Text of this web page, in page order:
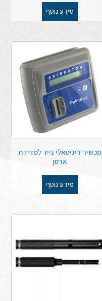
מידע נוסף
מכשיר דיגיטאלי נייד למדידת
ארסן
מידע נוסף